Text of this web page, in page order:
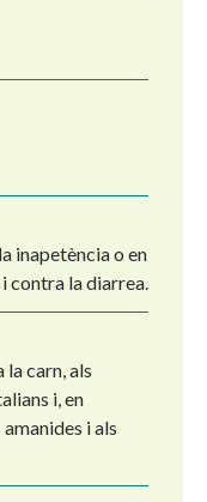
inapetència o en
contra la diarrea.
la carn, als
i, en
amanides i als